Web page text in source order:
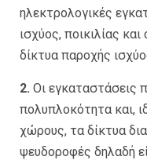
ηλεκτρολογικές
ισχύος, ποικιλίας
δίκτυα παροχής
2. Οι εγκαταστάσεις
πολυπλοκότητα και,
χώρους, τα δίκτυα
ψευδοροφές δηλαδή